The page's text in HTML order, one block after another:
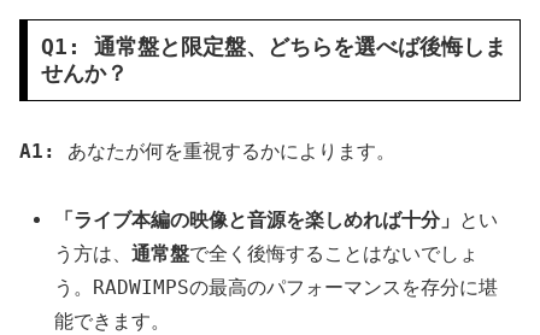
Q1: 通常盤と限定盤、どちらを選べば後悔しま
せんか？
A1: あなたが何を重視するかによります。
「ライブ本編の映像と音源を楽しめれば十分」 とい
う方は、通常盤で全く後悔することはないでしょ
う。RADWIMPSの最高のパフォーマンスを存分に堪
能できます。